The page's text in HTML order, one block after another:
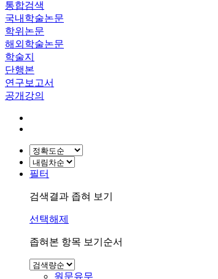
통합검색
국내학술논문
학위논문
해외학술논문
학술지
단행본
연구보고서
공개강의
필터
검색결과 좁혀 보기
선택해제
좁혀본 항목 보기순서
원문유무